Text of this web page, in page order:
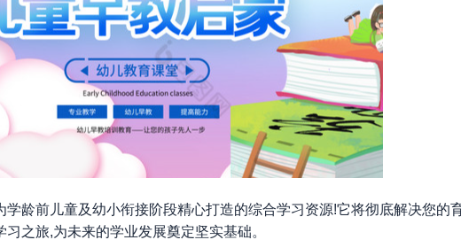
学龄前儿童及幼小衔接阶段精心打造的综合学习资源!它将彻底解决您的
习之旅,为未来的学业发展奠定坚实基础。